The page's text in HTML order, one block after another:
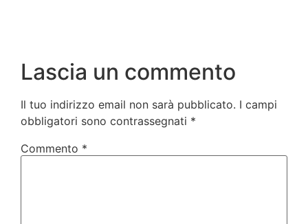
Lascia un commento
Il tuo indirizzo email non sarà pubblicato. I campi
obbligatori sono contrassegnati *
Commento *